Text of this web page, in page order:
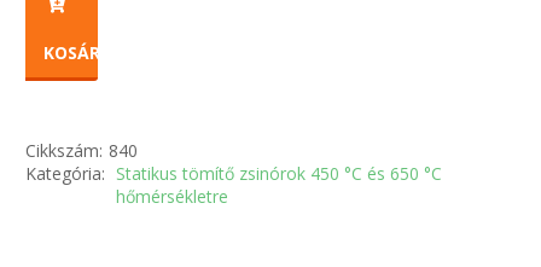
TÖMLŐBILINCS
KOSÁRBA
Cikkszám: 840
Kategória: Statikus tömítő zsinórok 450 °C és 650 °C
hőmérsékletre